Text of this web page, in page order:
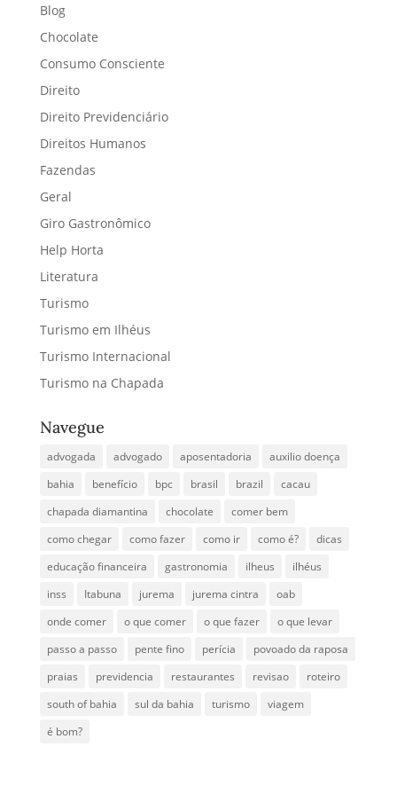
Blog
Chocolate
Consumo Consciente
Direito
Direito Previdenciário
Direitos Humanos
Fazendas
Geral
Giro Gastronômico
Help Horta
Literatura
Turismo
Turismo em Ilhéus
Turismo Internacional
Turismo na Chapada
Navegue
advogada advogado aposentadoria
auxilio doença
bahia
benefício bpc brasil brazil
cacau
chapada diamantina
chocolate
comer bem
como chegar
como fazer como ir como é?
dicas
educação financeira
gastronomia ilheus
ilhéus
inss
Itabuna jurema jurema cintra
oab
onde comer
o que comer o que fazer
o que levar
passo a passo
pente fino perícia
povoado da raposa
praias
previdencia restaurantes revisao
roteiro
south of bahia
sul da bahia turismo
viagem
é bom?